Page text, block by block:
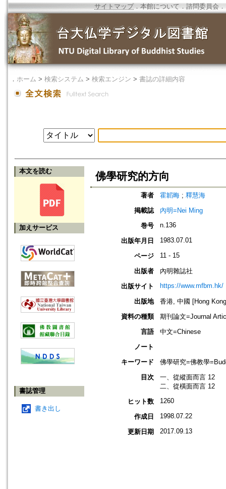
サイトマップ．本館について ． 諮問委員会 ．
． ホーム > 検索システム > 検索エンジン > 書誌の詳細内容
本文を読む
加えサービス
書誌管理
書き出し
佛學研究的方向
著者 霍韜晦 ; 釋慧海
掲載誌
內明=Nei Ming
巻号
n.136
出版年月日 1983.07.01
ページ 11 - 15
出版者
內明雜誌社
出版サイト
https://www.mfbm.hk/
出版地
香港, 中國 [Hong
資料の種類
期刊論文=Journal
言語
中文=Chinese
ノート
キーワード
佛學研究=佛教學
目次
一、從縱面而言 12
二、從橫面而言 12
ヒット数
1260
作成日 1998.07.22
更新日期 2017.09.13